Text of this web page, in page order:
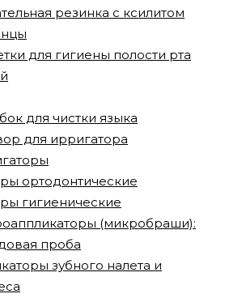
резинка с ксилитом
для гигиены полости рта
для чистки языка
для ирригатора
ортодонтические
гигиенические
(микробраши):
проба
зубного налета и